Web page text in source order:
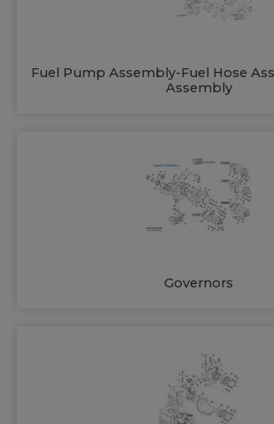
Fuel Pump Assembly-Fuel Hose
Assembly
Governors